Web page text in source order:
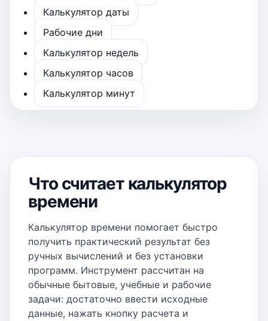
Калькулятор даты
Рабочие дни
Калькулятор недель
Калькулятор часов
Калькулятор минут
Что считает калькулятор
времени
Калькулятор времени помогает быстро
получить практический результат без
ручных вычислений и без установки
программ. Инструмент рассчитан на
обычные бытовые, учебные и рабочие
задачи: достаточно ввести исходные
данные, нажать кнопку расчета и